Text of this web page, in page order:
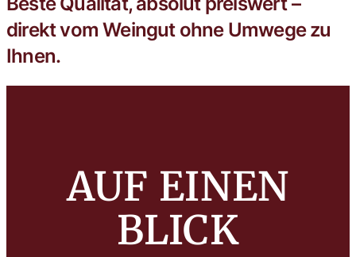
direkt vom Weingut ohne Umwege zu
Ihnen.
AUF EINEN
BLICK